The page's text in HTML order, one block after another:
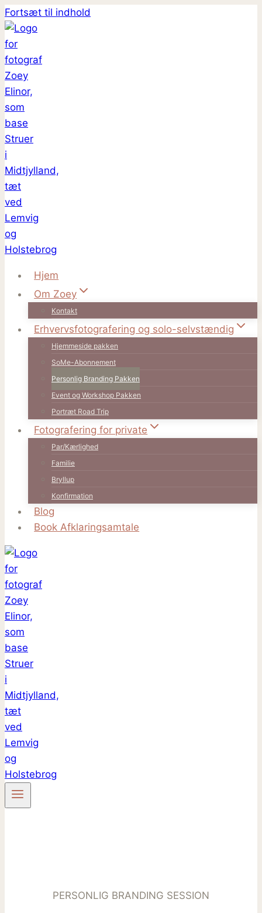
Fortsæt til indhold
Hjem
Om Zoey
Kontakt
Erhvervsfotografering og solo-selvstændig
Hjemmeside pakken
SoMe-Abonnement
Personlig Branding Pakken
Event og Workshop Pakken
Portræt Road Trip
Fotografering for private
Par/Kærlighed
Familie
Bryllup
Konfirmation
Blog
Book Afklaringsamtale
PERSONLIG BRANDING SESSION